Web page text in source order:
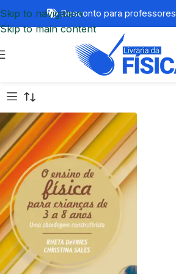
Skip to navigation
Skip to main content
Desconto para professores,